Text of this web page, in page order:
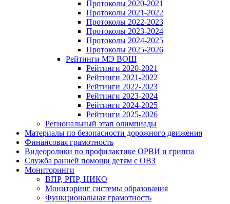
Протоколы 2020-2021
Протоколы 2021-2022
Протоколы 2022-2023
Протоколы 2023-2024
Протоколы 2024-2025
Протоколы 2025-2026
Рейтинги МЭ ВОШ
Рейтинги 2020-2021
Рейтинги 2021-2022
Рейтинги 2022-2023
Рейтинги 2023-2024
Рейтинги 2024-2025
Рейтинги 2025-2026
Региональный этап олимпиады
Материалы по безопасности дорожного движения
Финансовая грамотность
Видеоролики по профилактике ОРВИ и гриппа
Служба ранней помощи детям с ОВЗ
Мониторинги
ВПР, РПР, НИКО
Мониторинг системы образования
Функциональная грамотность